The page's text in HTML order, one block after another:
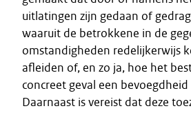
uitlatingen zijn gedaan of
waaruit de betrokkene in de
omstandigheden redelijkerwijs
afleiden of, en zo ja, hoe het
concreet geval een
Daarnaast is vereist dat deze